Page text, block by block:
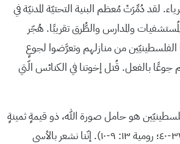
لقد دُمِّرَتْ مُعظم البنية التحتيّة المدنيّة في
والمدارس والطُّرق تقريبًا. هُجّر
الفلسطينيّين من منازلهم وتعرَّضوا لجوعٍ
بالفعل. قُتل إخوتنا في الكنائس الّتي
هو حامل صورة الله، ذو قيمةٍ ثمينةٍ
(تكوين ١: ٢٧؛ متّى ٢٢: ٣٧-٤٠؛ رومية ١٣: ٩-١٠). إنّنا نشعر بالأسى